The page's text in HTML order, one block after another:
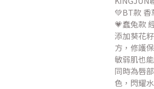
💚BT款 香
💗蠢兔款
添加葵花
方，修護
敏弱肌也
同時為唇
色，閃耀